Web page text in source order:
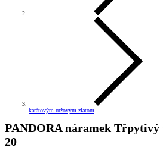
karátovým ružovým zlatom
PANDORA náramek Třpytivý
20